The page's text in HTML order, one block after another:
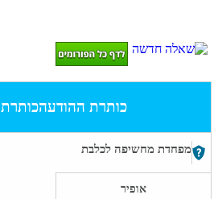
כותרת ההודעהכותרת
מפחדת מחשיפה לכלבת
אופיר